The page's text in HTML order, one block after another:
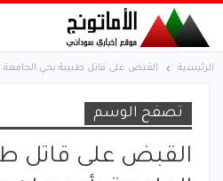
الرئيسية القبض على قاتل طبيبة بحي الجامعة
تصفح الوسم
القبض على قاتل